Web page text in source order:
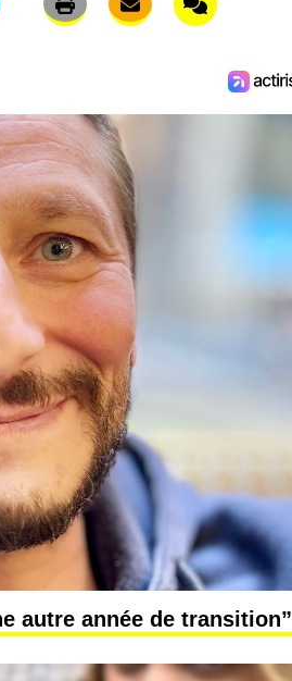
autre année de transition”